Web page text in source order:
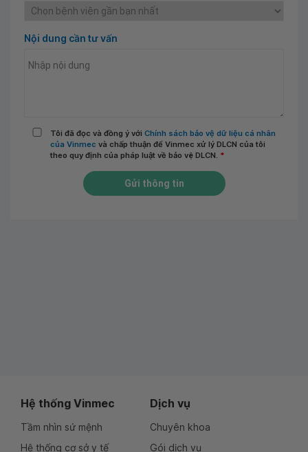
Nội dung cần tư vấn
Tôi đã đọc và đồng ý với Chính sách bảo vệ dữ liệu cá nhân
của Vinmec và chấp thuận để Vinmec xử lý DLCN của tôi
theo quy định của pháp luật về bảo vệ DLCN. *
Gửi thông tin
Hệ thống Vinmec
Tầm nhìn sứ mệnh
Hệ thống cơ sở y tế
Dịch vụ
Chuyên khoa
Gói dịch vụ